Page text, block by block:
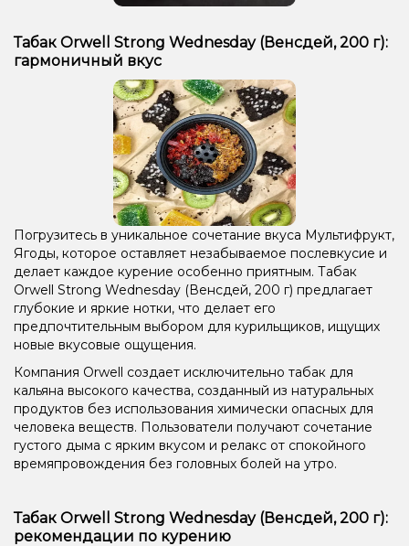
Табак Orwell Strong Wednesday (Венсдей, 200 г):
гармоничный вкус
Погрузитесь в уникальное сочетание вкуса Мультифрукт,
Ягоды, которое оставляет незабываемое послевкусие и
делает каждое курение особенно приятным. Табак
Orwell Strong Wednesday (Венсдей, 200 г) предлагает
глубокие и яркие нотки, что делает его
предпочтительным выбором для курильщиков, ищущих
новые вкусовые ощущения.
Компания Orwell создает исключительно табак для
кальяна высокого качества, созданный из натуральных
продуктов без использования химически опасных для
человека веществ. Пользователи получают сочетание
густого дыма с ярким вкусом и релакс от спокойного
времяпровождения без головных болей на утро.
Табак Orwell Strong Wednesday (Венсдей, 200 г):
рекомендации по курению